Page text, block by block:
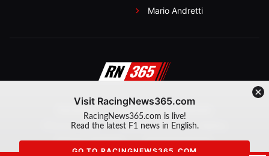
Mario Andretti
Algemene voorwaarden
Privacy Policy
Created by On Your Marks
Privacy manager
Kansspeluitingen
Visit RacingNews365.com
RacingNews365.com is live!
Read the latest F1 news in English.
GO TO RACINGNEWS365.COM